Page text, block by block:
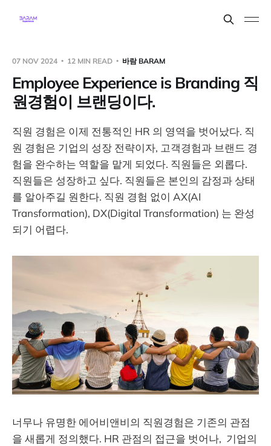
07 NOV 2024 12 MIN READ 바람 BARAM
Employee Experience is Branding 직
원경험이 브랜딩이다.
직원 경험은 이제 전통적인 HR 의 영역을 벗어났다. 직
원 경험은 기업의 성장 전략이자, 고객경험과 브랜드 경
험을 완수하는 역할을 맡게 되었다. 직원들은 외롭다.
직원들은 성장하고 싶다. 직원들은 본인의 감정과 상태
를 알아주길 원한다. 직원 경험 없이 AX(AI
Transformation), DX(Digital Transformation) 는 완성
되기 어렵다.
너무나 유명한 에어비앤비의 직원경험은 기존의 관점
을 새롭게 정의했다. HR 관점의 접근을 벗어나, 기업의